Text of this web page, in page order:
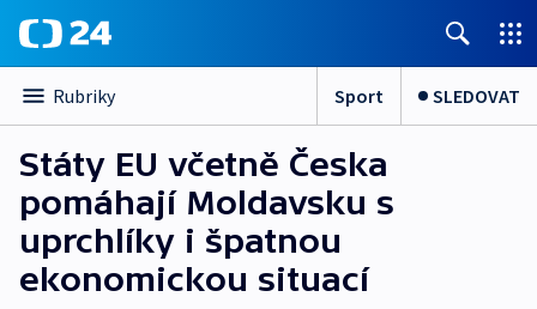
Rubriky Sport SLEDOVAT
Státy EU včetně Česka
pomáhají Moldavsku s
uprchlíky i špatnou
ekonomickou situací